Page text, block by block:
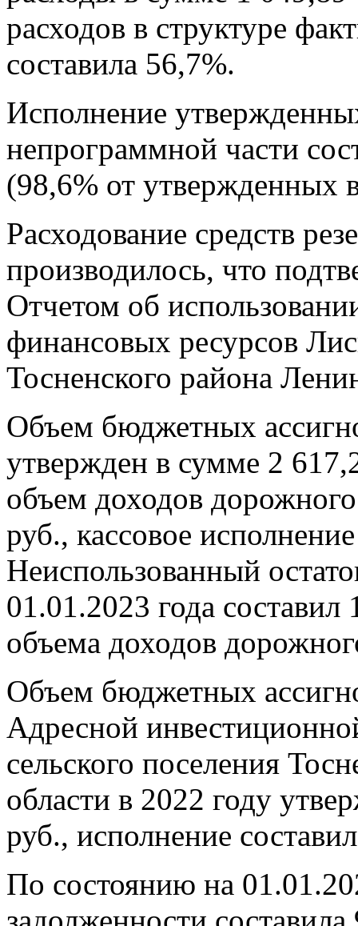
расходов в структуре
составила 56,7%.
Исполнение
непрограммной части
(98,6% от утвержденных
Расходование средств
производилось, что
Отчетом об
финансовых ресурсов
Тосненского района
Объем бюджетных
утвержден в сумме 2
объем доходов
руб., кассовое
Неиспользованный
01.01.2023 года
объема доходов
Объем бюджетных
Адресной
сельского поселения
области в 2022 году
руб., исполнение
По состоянию на